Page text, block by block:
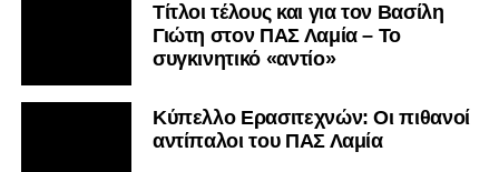
Τίτλοι τέλους και για τον Βασίλη
Γιώτη στον ΠΑΣ Λαμία – Το
συγκινητικό «αντίο»
Κύπελλο Ερασιτεχνών: Οι πιθανοί
αντίπαλοι του ΠΑΣ Λαμία